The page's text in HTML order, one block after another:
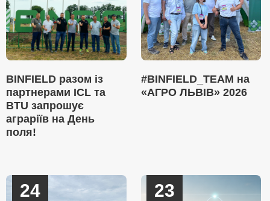
BINFIELD разом із
партнерами ICL та
BTU запрошує
аграріїв на День
поля!
#BINFIELD_TEAM на
«АГРО ЛЬВІВ» 2026
24 23